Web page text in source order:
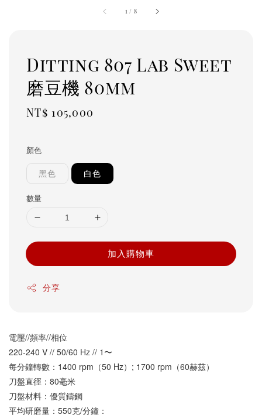
1 / 8
Ditting 807 Lab Sweet
磨豆機 80mm
Regular
NT$ 105,000
顏色
黑色 白色
數量
加入購物車
分享
電壓//頻率//相位
220-240 V // 50/60 Hz // 1〜
每分鐘轉數：1400 rpm（50 Hz）; 1700 rpm（60赫茲）
刀盤直徑：80毫米
刀盤材料：優質鑄鋼
平均研磨量：550克/分鐘：